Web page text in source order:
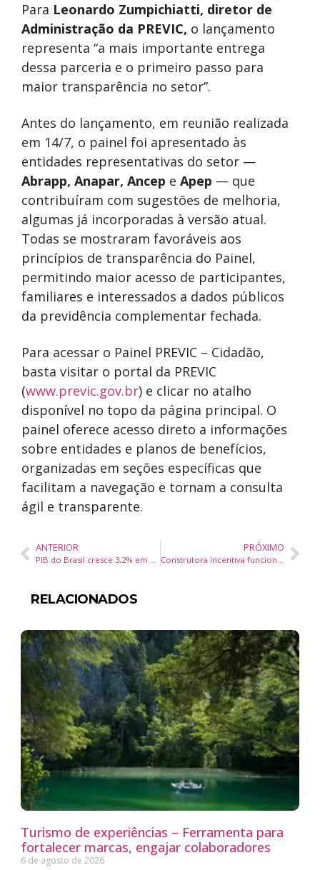
Para Leonardo Zumpichiatti, diretor de
Administração da PREVIC, o lançamento
representa “a mais importante entrega
dessa parceria e o primeiro passo para
maior transparência no setor”.
Antes do lançamento, em reunião realizada
em 14/7, o painel foi apresentado às
entidades representativas do setor —
Abrapp, Anapar, Ancep e Apep — que
contribuíram com sugestões de melhoria,
algumas já incorporadas à versão atual.
Todas se mostraram favoráveis aos
princípios de transparência do Painel,
permitindo maior acesso de participantes,
familiares e interessados a dados públicos
da previdência complementar fechada.
Para acessar o Painel PREVIC – Cidadão,
basta visitar o portal da PREVIC
(www.previc.gov.br) e clicar no atalho
disponível no topo da página principal. O
painel oferece acesso direto a informações
sobre entidades e planos de benefícios,
organizadas em seções específicas que
facilitam a navegação e tornam a consulta
ágil e transparente.
ANTERIOR
PIB do Brasil cresce 3,2% em 12 meses e atinge R$ 3,2 trilhões no 2º trimestre de 2025
PRÓXIMO
Construtora incentiva funcionários a doar sangue
RELACIONADOS
Turismo de experiências – Ferramenta para
fortalecer marcas, engajar colaboradores
6 de agosto de 2026